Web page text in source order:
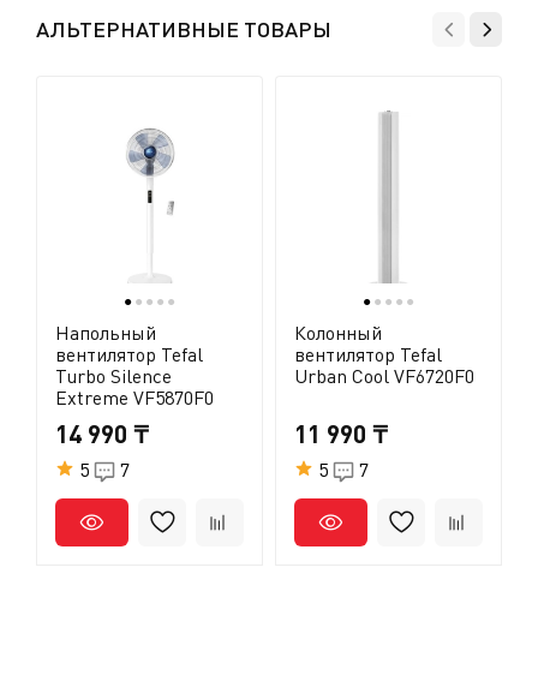
эту функцию следует отключить.
АЛЬТЕРНАТИВНЫЕ ТОВАРЫ
● ● ● ● ●
Напольный
вентилятор Tefal
Turbo Silence
Extreme VF5870F0
14 990 ₸
5 7
● ● ● ● ●
Колонный
вентилятор Tefal
Urban Cool VF6720F0
11 990 ₸
5 7